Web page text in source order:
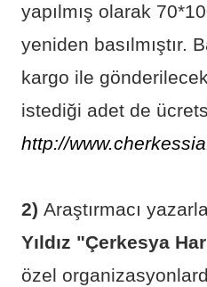
yapılmış olarak
yeniden basılmıştır.
kargo ile
istediği adet de
http://
2) Araştırmacı
Yıldız "Çerkesya
özel